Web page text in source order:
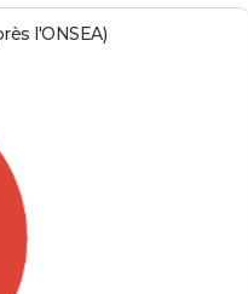
l'ONSEA)